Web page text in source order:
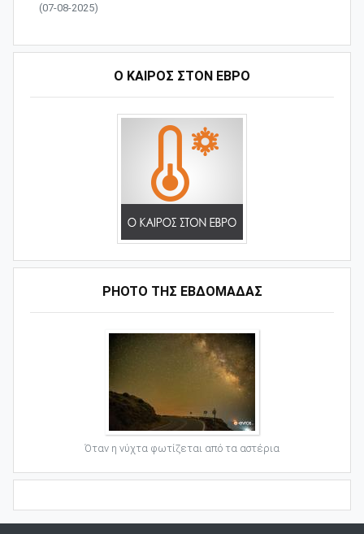
(07-08-2025)
Ο ΚΑΙΡΟΣ ΣΤΟΝ ΕΒΡΟ
PHOTO ΤΗΣ ΕΒΔΟΜΑΔΑΣ
Όταν η νύχτα φωτίζεται από τα αστέρια